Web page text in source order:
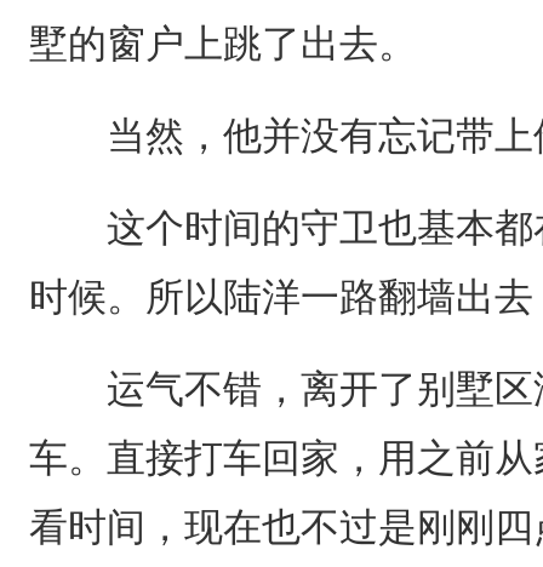
墅的窗户上跳了出去。
当然，他并没有忘记带上
这个时间的守卫也基本都
时候。所以陆洋一路翻墙出
运气不错，离开了别墅区
车。直接打车回家，用之前
看时间，现在也不过是刚刚